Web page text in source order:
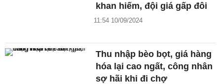
khan hiếm, đội giá gấp đôi
11:54 10/09/2024
Thu nhập bèo bọt, giá hàng
hóa lại cao ngất, công nhân
sợ hãi khi đi chợ